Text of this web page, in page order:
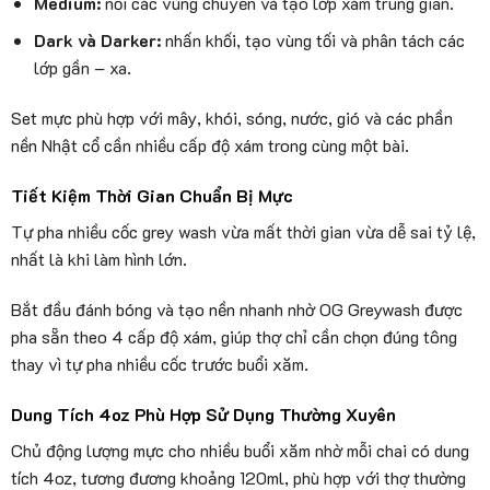
Dark và Darker:nhấn khối, tạo vùng tối và phân tách các
lớp gần – xa.
Set mực phù hợp với mây, khói, sóng, nước, gió và các phần
nền Nhật cổ cần nhiều cấp độ xám trong cùng một bài.
Tiết Kiệm Thời Gian Chuẩn Bị Mực
Tự pha nhiều cốc grey wash vừa mất thời gian vừa dễ sai tỷ lệ,
nhất là khi làm hình lớn.
Bắt đầu đánh bóng và tạo nền nhanh nhờ OG Greywash được
pha sẵn theo 4 cấp độ xám, giúp thợ chỉ cần chọn đúng tông
thay vì tự pha nhiều cốc trước buổi xăm.
Dung Tích 4oz Phù Hợp Sử Dụng Thường Xuyên
Chủ động lượng mực cho nhiều buổi xăm nhờ mỗi chai có dung
tích 4oz, tương đương khoảng 120ml, phù hợp với thợ thường